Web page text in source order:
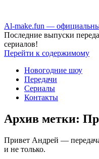
Аl-make.fun —
Последние выпуски
сериалов!
Перейти к содержимому
Новогодние шоу
Передачи
Сериалы
Контакты
Архив метки:
Привет Андрей —
и не только.